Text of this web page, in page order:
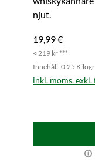
njut.
19,99 €
≈ 219 kr ***
Innehåll: 0.25
inkl. moms.